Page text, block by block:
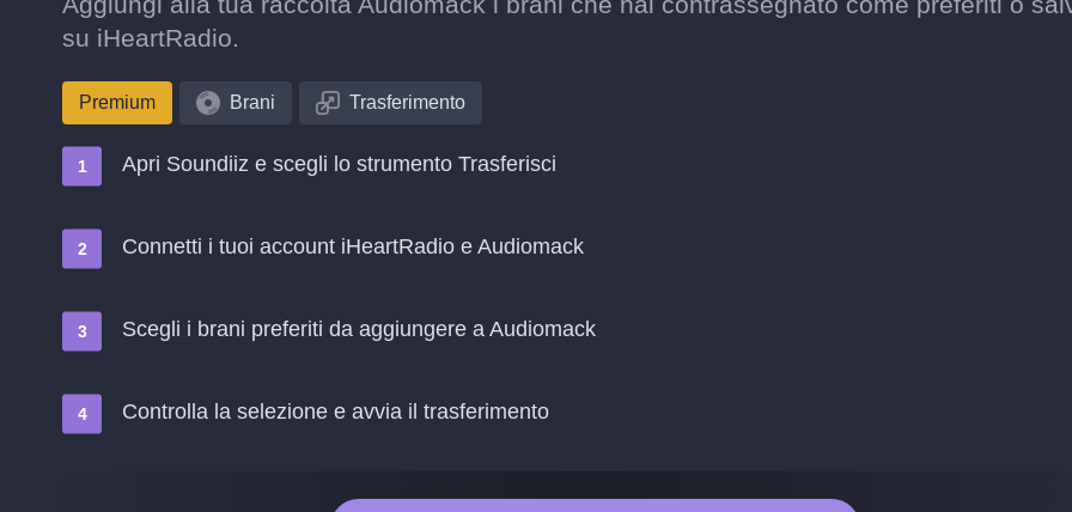
su iHeartRadio.
Premium Brani Trasferimento
Apri Soundiiz e scegli lo strumento Trasferisci
Connetti i tuoi account iHeartRadio e Audiomack
Scegli i brani preferiti da aggiungere a Audiomack
Controlla la selezione e avvia il trasferimento